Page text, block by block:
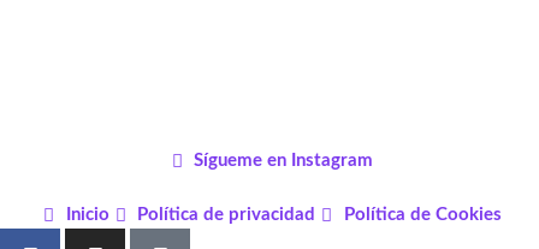
Sígueme en Instagram
Inicio Política de privacidad Política de Cookies
F
I
P